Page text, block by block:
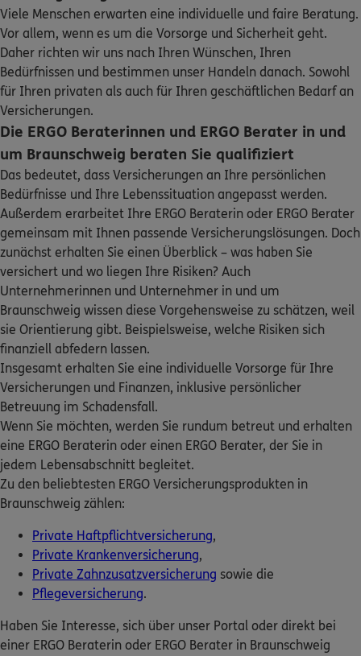
Sehen Sie auf einen Blick Ihre Versicherungen bei ERGO,
dem ERGO Rechtsschutz und der DKV.
Zum Kundenportal
Schaden oder Leistungsfall melden
Bequem online oder telefonisch
Rechnung einreichen
ERGO Berater finden
Kundenportal Log-in
ERGO
Roman Fehlig
Lindenbergplatz 13, 38126 Braunschweig(3.3 km)
Homepage besuchen
Daniel Kraus
Görlitzstr. 4 ,38124 Braunschweig(3.5 km)
Homepage besuchen
ERGO
Gordon Niens
Görlitzstr. 4 ,38124 Braunschweig(3.5 km)
Homepage besuchen
ERGO
Axel Bachmann
Grüner Platz 30,1. OG 38302 Wolfenbüttel
(10.4 km)
Homepage besuchen
Max Klimenko
Grüner Platz 30 38302 Wolfenbüttel
(10.4 km)
Homepage besuchen
Dennis Lasar
Homepage besuchen
Torsten Kugelmann
Homepage besuchen
Viele Menschen erwarten eine individuelle und faire Beratung.
Vor allem, wenn es um die Vorsorge und Sicherheit geht.
Daher richten wir uns nach Ihren Wünschen, Ihren
Bedürfnissen und bestimmen unser Handeln danach. Sowohl
für Ihren privaten als auch für Ihren geschäftlichen Bedarf an
Versicherungen.
Die ERGO Beraterinnen und ERGO Berater in und
um Braunschweig beraten Sie qualifiziert
Das bedeutet, dass Versicherungen an Ihre persönlichen
Bedürfnisse und Ihre Lebenssituation angepasst werden.
Außerdem erarbeitet Ihre ERGO Beraterin oder ERGO Berater
gemeinsam mit Ihnen passende Versicherungslösungen. Doch
zunächst erhalten Sie einen Überblick – was haben Sie
versichert und wo liegen Ihre Risiken? Auch
Unternehmerinnen und Unternehmer in und um
Braunschweig wissen diese Vorgehensweise zu schätzen, weil
sie Orientierung gibt. Beispielsweise, welche Risiken sich
finanziell abfedern lassen.
Insgesamt erhalten Sie eine individuelle Vorsorge für Ihre
Versicherungen und Finanzen, inklusive persönlicher
Betreuung im Schadensfall.
Wenn Sie möchten, werden Sie rundum betreut und erhalten
eine ERGO Beraterin oder einen ERGO Berater, der Sie in
jedem Lebensabschnitt begleitet.
Zu den beliebtesten ERGO Versicherungsprodukten in
Braunschweig zählen:
Private Haftpflichtversicherung,
Private Krankenversicherung,
Private Zahnzusatzversicherung sowie die
Pflegeversicherung.
Haben Sie Interesse, sich über unser Portal oder direkt bei
einer ERGO Beraterin oder ERGO Berater in Braunschweig